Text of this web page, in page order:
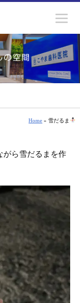
Home » 雪だるま
がら雪だるまを作